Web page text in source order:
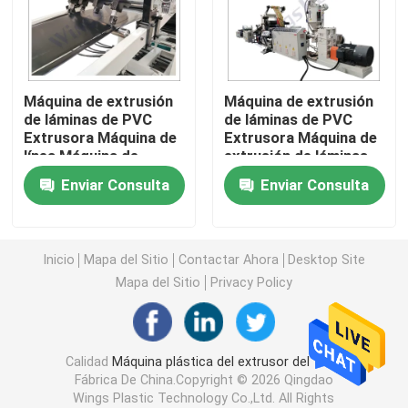
Máquina del extrusor del tubo del PVC
Cadena de producción del tubo de PPR
Máquina del extrusor del tubo del PE
Máquina de la protuberancia de la banda del ANIMAL
Los PP atan con correa la cadena de producción
Máquina plástica del extrusor de hoja
Máquina de extrusión
de láminas de PVC
Extrusora Máquina de
línea Máquina de
extrusión de láminas
de plásticoEnviar Consulta
Máquina de extrusión
de láminas de PVC
Extrusora Máquina de
extrusión de láminas
de plástico
Enviar Consulta
Inicio Mapa del Sitio Contactar Ahora
Desktop Site
Mapa del Sitio
Privacy Policy
Calidad Máquina plástica del extrusor del tubo
Fábrica De China.Copyright © 2026 Qingdao
Wings Plastic Technology Co.,Ltd. All Rights